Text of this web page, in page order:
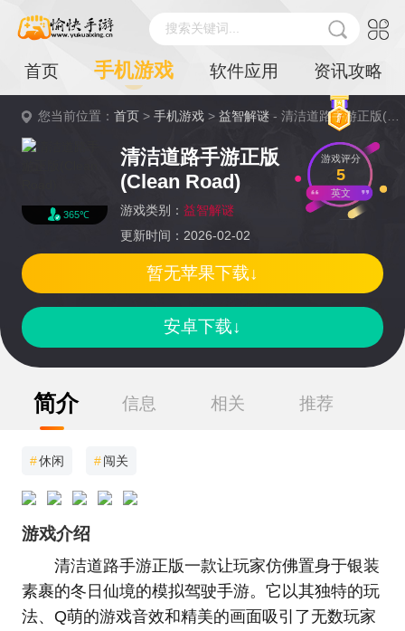
搜索关键词...
首页 手机游戏 软件应用 资讯攻略
您当前位置：首页 >手机游戏 >益智解谜 - 清洁道路手游正版(Clean Road)详情
365℃
清洁道路手游正版
(Clean Road)
游戏类别： 益智解谜
更新时间：2026-02-02
游戏评分
5
英文
安卓下载↓
暂无苹果下载↓
简介 信息 相关 推荐
#休闲 #闯关
游戏介绍
清洁道路手游正版一款让玩家仿佛置身于银装
素裹的冬日仙境的模拟驾驶手游。它以其独特的玩
法、Q萌的游戏音效和精美的画面吸引了无数玩家